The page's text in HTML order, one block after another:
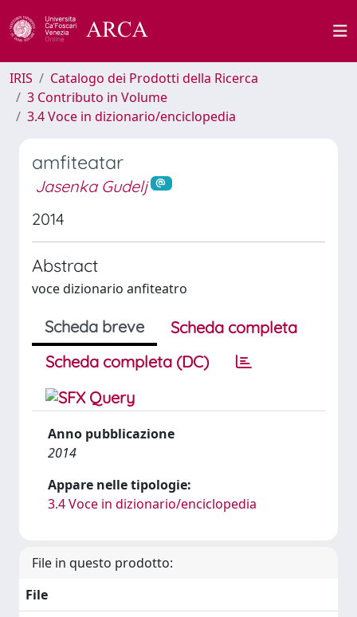
IRIS
Catalogo dei Prodotti della Ricerca
3 Contributo in Volume
3.4 Voce in dizionario/enciclopedia
amfiteatar
Jasenka Gudelj
2014
Abstract
voce dizionario anfiteatro
Scheda breve
Scheda completa
Scheda completa (DC)
Anno pubblicazione
2014
Appare nelle tipologie:
3.4 Voce in dizionario/enciclopedia
File in questo prodotto:
File